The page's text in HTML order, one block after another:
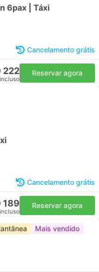
6pax | Táxi
Cancelamento grátis
222 Reservar agora
Cancelamento grátis
189 Reservar agora
Mais vendido